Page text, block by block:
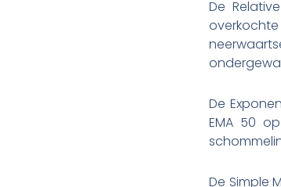
De
De
EMA 50
De Simple